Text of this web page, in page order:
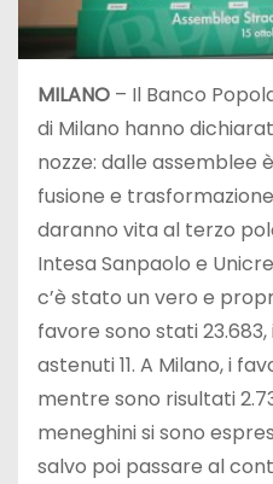
MILANO – Il Banco
di Milano hanno
nozze: dalle assemblee
fusione e
daranno vita al terzo
Intesa Sanpaolo e
c’è stato un vero e
favore sono stati 23.683,
astenuti 11. A Milano, i
mentre sono risultati
meneghini si sono
salvo poi passare al